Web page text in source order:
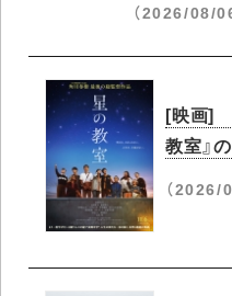
（2026/08/
[映画]
教室』
（2026/